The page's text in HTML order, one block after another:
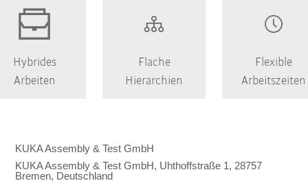
Hybrides
Arbeiten
Flache
Hierarchien
Flexible
Arbeitszeiten
KUKA Assembly & Test GmbH
KUKA Assembly & Test GmbH, Uhthoffstraße 1, 28757
Bremen, Deutschland